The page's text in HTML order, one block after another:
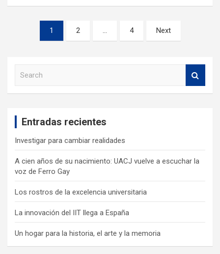
1 2 … 4 Next
Entradas recientes
Investigar para cambiar realidades
A cien años de su nacimiento: UACJ vuelve a escuchar la
voz de Ferro Gay
Los rostros de la excelencia universitaria
La innovación del IIT llega a España
Un hogar para la historia, el arte y la memoria